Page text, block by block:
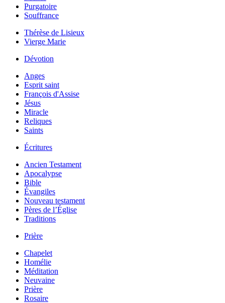
Purgatoire
Souffrance
Thérèse de Lisieux
Vierge Marie
Dévotion
Anges
Esprit saint
François d'Assise
Jésus
Miracle
Reliques
Saints
Écritures
Ancien Testament
Apocalypse
Bible
Évangiles
Nouveau testament
Pères de l’Église
Traditions
Prière
Chapelet
Homélie
Méditation
Neuvaine
Prière
Rosaire